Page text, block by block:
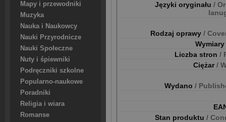
Mapy i przewodniki
Muzyka
Nauka i Naukowcy
Nauki Przyrodnicze
Nauki Społeczne
Nuty i śpiewniki
Podręczniki szkolne
Popularno-naukowe
Poradniki
Religia i wiara
Romanse
Języki oryginału /
Rodzaj oprawy /
Wymiary
Liczba stron /
Ciężar/
Wydano /
Stan produktu /